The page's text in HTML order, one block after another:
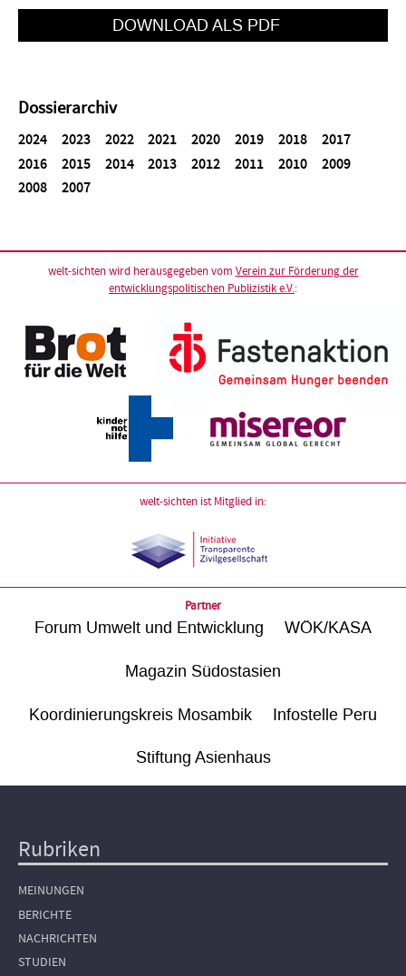
Dossierarchiv
2024 2023 2022 2021 2020 2019 2018
2017
2016
2015 2014 2013 2012 2011 2010
2009
2008
2007
welt-sichten wird herausgegeben vom Verein zur Förderung der
entwicklungspolitischen Publizistik e.V.:
welt-sichten ist Mitglied in:
Partner
Forum Umwelt und Entwicklung WÖK/KASA
Magazin Südostasien
Koordinierungskreis Mosambik Infostelle Peru
Stiftung Asienhaus
Hauptnavigation
Rubriken
MEINUNGEN
BERICHTE
NACHRICHTEN
STUDIEN